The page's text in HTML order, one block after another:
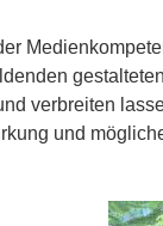
verbreiten
und